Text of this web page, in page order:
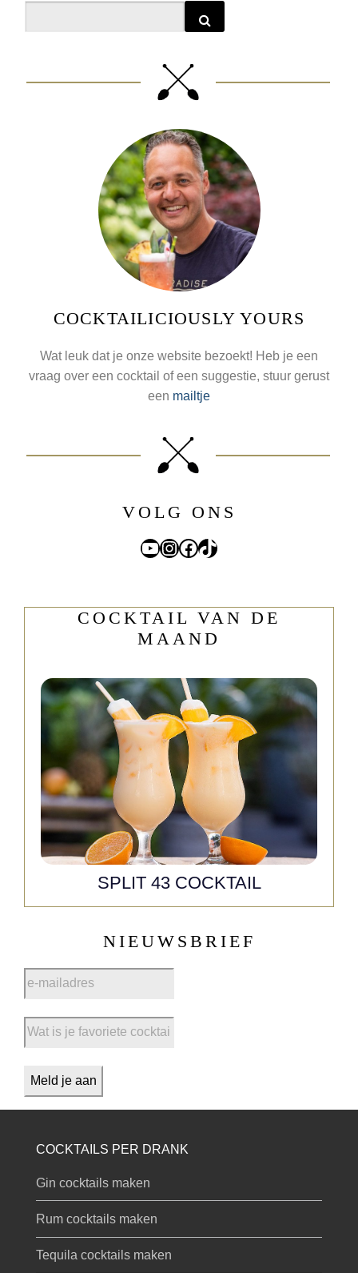
COCKTAILICIOUSLY YOURS
Wat leuk dat je onze website bezoekt! Heb je een
vraag over een cocktail of een suggestie, stuur gerust
een mailtje
VOLG ONS
YouTube
Instagram
Facebook
TikTok
COCKTAIL VAN DE
MAAND
SPLIT 43 COCKTAIL
NIEUWSBRIEF
COCKTAILS PER DRANK
Gin cocktails maken
Rum cocktails maken
Tequila cocktails maken